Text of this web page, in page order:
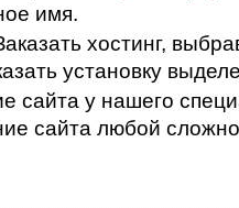
имя.
хостинг,
установку
сайта у нашего
сайта любой